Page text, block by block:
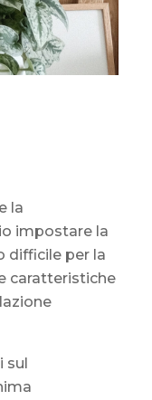
la
impostare la
difficile per la
caratteristiche
sul